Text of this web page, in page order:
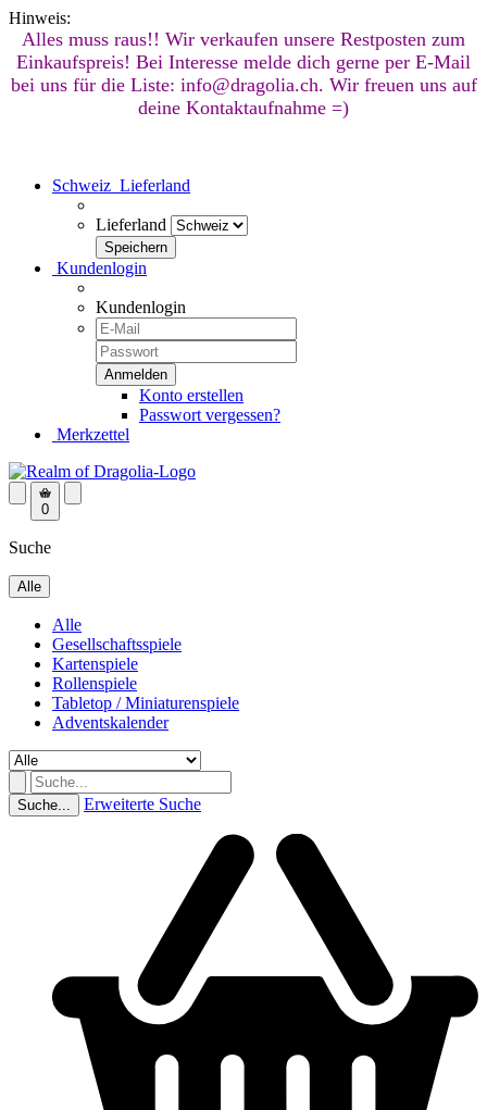
Hinweis:
Alles muss raus!! Wir verkaufen unsere Restposten zum
Einkaufspreis! Bei Interesse melde dich gerne per E-Mail
bei uns für die Liste: info@dragolia.ch. Wir freuen uns auf
deine Kontaktaufnahme =)
Schweiz Lieferland
Lieferland
Kundenlogin
Kundenlogin
Konto erstellen
Passwort vergessen?
Merkzettel
0
Suche
Alle
Alle
Gesellschaftsspiele
Kartenspiele
Rollenspiele
Tabletop / Miniaturenspiele
Adventskalender
Suche... Erweiterte Suche